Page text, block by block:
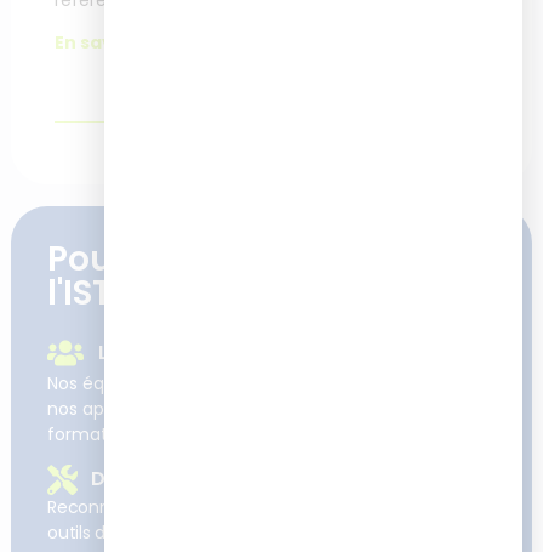
En savoir plus.
Pourquoi se former à
l'ISTF
Le suivi et l'accompagnement
Nos équipes sont learner et user centric : nos clients,
nos apprenants et leurs enjeux sont au cœur de nos
formations et projets.
Des formations concrètes
Reconnues pour développer des compétences et
outils directement applicables sur le terrain